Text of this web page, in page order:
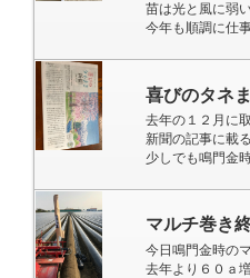
苗は光と風に弱いので倉
今年も順調に仕事
喜びのタネ
新聞の記事に載ることは
少しでも鳴門金時
マルチ巻き
今日鳴門金時の
去年より６０ａ